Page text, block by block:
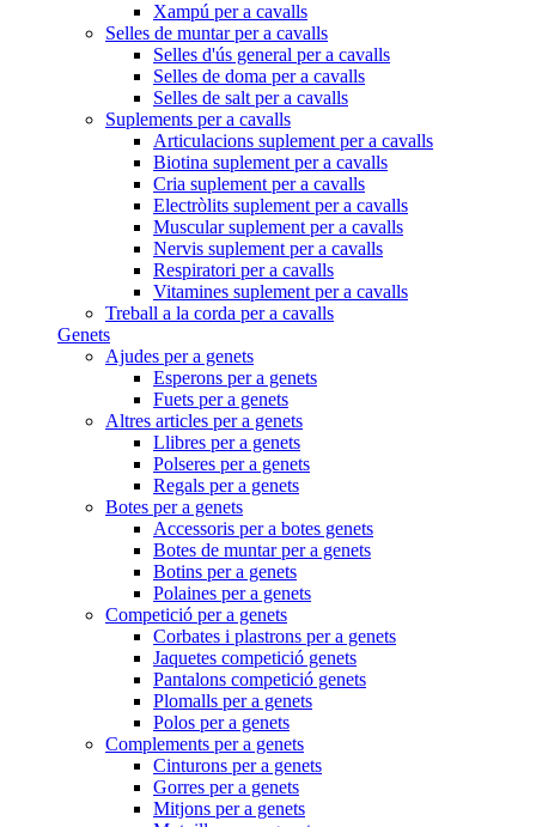
Xampú per a cavalls
Selles de muntar per a cavalls
Selles d'ús general per a cavalls
Selles de doma per a cavalls
Selles de salt per a cavalls
Suplements per a cavalls
Articulacions suplement per a cavalls
Biotina suplement per a cavalls
Cria suplement per a cavalls
Electròlits suplement per a cavalls
Muscular suplement per a cavalls
Nervis suplement per a cavalls
Respiratori per a cavalls
Vitamines suplement per a cavalls
Treball a la corda per a cavalls
Genets
Ajudes per a genets
Esperons per a genets
Fuets per a genets
Altres articles per a genets
Llibres per a genets
Polseres per a genets
Regals per a genets
Botes per a genets
Accessoris per a botes genets
Botes de muntar per a genets
Botins per a genets
Polaines per a genets
Competició per a genets
Corbates i plastrons per a genets
Jaquetes competició genets
Pantalons competició genets
Plomalls per a genets
Polos per a genets
Complements per a genets
Cinturons per a genets
Gorres per a genets
Mitjons per a genets